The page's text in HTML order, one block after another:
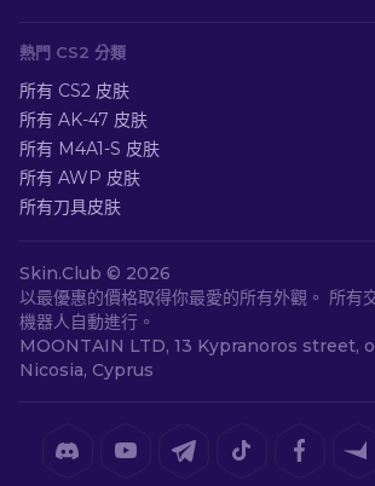
熱門 CS2 分類
所有 CS2 皮肤
所有 AK-47 皮肤
所有 M4A1-S 皮肤
所有 AWP 皮肤
所有刀具皮肤
Skin.Club © 2026
以最優惠的價格取得你最愛的所有外觀。 所有
機器人自動進行。
MOONTAIN LTD, 13 Kypranoros street,
Nicosia, Cyprus